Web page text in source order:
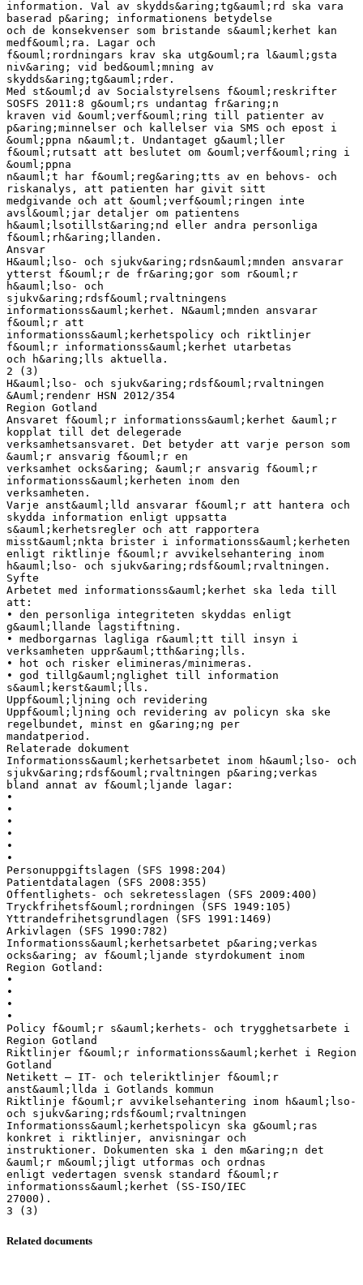
information. Val av skydds&aring;tg&auml;rd ska vara
baserad p&aring; informationens betydelse
och de konsekvenser som bristande s&auml;kerhet kan
medf&ouml;ra. Lagar och
f&ouml;rordningars krav ska utg&ouml;ra l&auml;gsta
niv&aring; vid bed&ouml;mning av
skydds&aring;tg&auml;rder.
Med st&ouml;d av Socialstyrelsens f&ouml;reskrifter
SOSFS 2011:8 g&ouml;rs undantag fr&aring;n
kraven vid &ouml;verf&ouml;ring till patienter av
p&aring;minnelser och kallelser via SMS och epost i
&ouml;ppna n&auml;t. Undantaget g&auml;ller
f&ouml;rutsatt att beslutet om &ouml;verf&ouml;ring i
&ouml;ppna
n&auml;t har f&ouml;reg&aring;tts av en behovs- och
riskanalys, att patienten har givit sitt
medgivande och att &ouml;verf&ouml;ringen inte
avsl&ouml;jar detaljer om patientens
h&auml;lsotillst&aring;nd eller andra personliga
f&ouml;rh&aring;llanden.
Ansvar
H&auml;lso- och sjukv&aring;rdsn&auml;mnden ansvarar
ytterst f&ouml;r de fr&aring;gor som r&ouml;r
h&auml;lso- och
sjukv&aring;rdsf&ouml;rvaltningens
informationss&auml;kerhet. N&auml;mnden ansvarar
f&ouml;r att
informationss&auml;kerhetspolicy och riktlinjer
f&ouml;r informationss&auml;kerhet utarbetas
och h&aring;lls aktuella.
2 (3)
H&auml;lso- och sjukv&aring;rdsf&ouml;rvaltningen
&Auml;rendenr HSN 2012/354
Region Gotland
Ansvaret f&ouml;r informationss&auml;kerhet &auml;r
kopplat till det delegerade
verksamhetsansvaret. Det betyder att varje person som
&auml;r ansvarig f&ouml;r en
verksamhet ocks&aring; &auml;r ansvarig f&ouml;r
informationss&auml;kerheten inom den
verksamheten.
Varje anst&auml;lld ansvarar f&ouml;r att hantera och
skydda information enligt uppsatta
s&auml;kerhetsregler och att rapportera
misst&auml;nkta brister i informationss&auml;kerheten
enligt riktlinje f&ouml;r avvikelsehantering inom
h&auml;lso- och sjukv&aring;rdsf&ouml;rvaltningen.
Syfte
Arbetet med informationss&auml;kerhet ska leda till
att:
• den personliga integriteten skyddas enligt
g&auml;llande lagstiftning.
• medborgarnas lagliga r&auml;tt till insyn i
verksamheten uppr&auml;tth&aring;lls.
• hot och risker elimineras/minimeras.
• god tillg&auml;nglighet till information
s&auml;kerst&auml;lls.
Uppf&ouml;ljning och revidering
Uppf&ouml;ljning och revidering av policyn ska ske
regelbundet, minst en g&aring;ng per
mandatperiod.
Relaterade dokument
Informationss&auml;kerhetsarbetet inom h&auml;lso- och
sjukv&aring;rdsf&ouml;rvaltningen p&aring;verkas
bland annat av f&ouml;ljande lagar:
•
•
•
•
•
•
Personuppgiftslagen (SFS 1998:204)
Patientdatalagen (SFS 2008:355)
Offentlighets- och sekretesslagen (SFS 2009:400)
Tryckfrihetsf&ouml;rordningen (SFS 1949:105)
Yttrandefrihetsgrundlagen (SFS 1991:1469)
Arkivlagen (SFS 1990:782)
Informationss&auml;kerhetsarbetet p&aring;verkas
ocks&aring; av f&ouml;ljande styrdokument inom
Region Gotland:
•
•
•
•
Policy f&ouml;r s&auml;kerhets- och trygghetsarbete i
Region Gotland
Riktlinjer f&ouml;r informationss&auml;kerhet i Region
Gotland
Netikett – IT- och teleriktlinjer f&ouml;r
anst&auml;llda i Gotlands kommun
Riktlinje f&ouml;r avvikelsehantering inom h&auml;lso-
och sjukv&aring;rdsf&ouml;rvaltningen
Informationss&auml;kerhetspolicyn ska g&ouml;ras
konkret i riktlinjer, anvisningar och
instruktioner. Dokumenten ska i den m&aring;n det
&auml;r m&ouml;jligt utformas och ordnas
enligt vedertagen svensk standard f&ouml;r
informationss&auml;kerhet (SS-ISO/IEC
27000).
Related documents